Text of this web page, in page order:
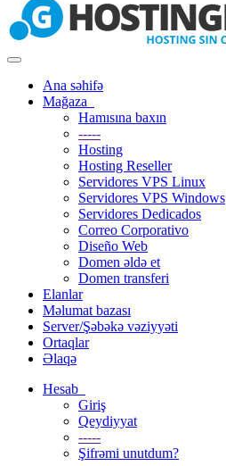
Naviqasiyaya
Ana səhifə
Mağaza
Hamısına baxın
-----
Hosting
Hosting Reseller
Servidores VPS Linux
Servidores VPS Windows
Servidores Dedicados
Correo Corporativo
Diseño Web
Domen əldə et
Domen transferi
Elanlar
Məlumat bazası
Server/Şəbəkə vəziyyəti
Ortaqlar
Əlaqə
Hesab
Giriş
Qeydiyyat
-----
Şifrəmi unutdum?